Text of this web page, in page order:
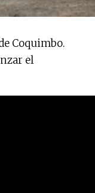
Coquimbo.
el